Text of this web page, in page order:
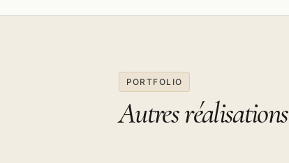
PORTFOLIO
Autres réalisations